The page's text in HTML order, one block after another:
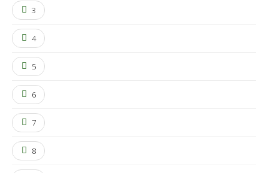
3
4
5
6
7
8